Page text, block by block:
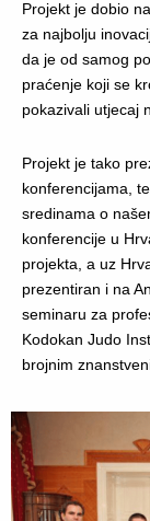
Projekt je dobio
za najbolju
da je od samog
praćenje koji se
pokazivali utjecaj
Projekt je tako
konferencijama,
sredinama o
konferencije u
projekta, a uz
prezentiran i na
seminaru za
Kodokan Judo
brojnim